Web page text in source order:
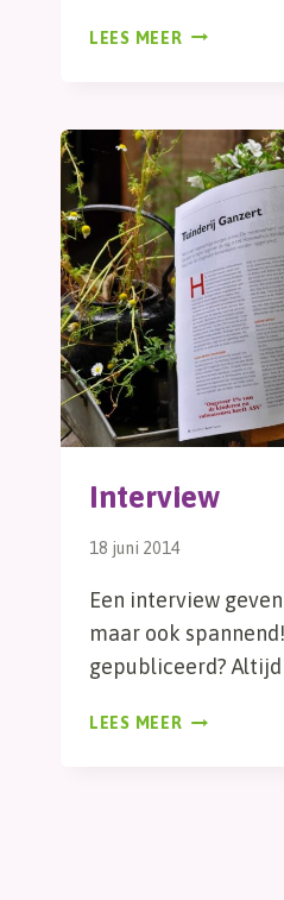
LEES MEER SNELLE
Interview
18 juni 2014
Een interview
maar ook
gepubliceerd?
LEES MEER INTERVIEW